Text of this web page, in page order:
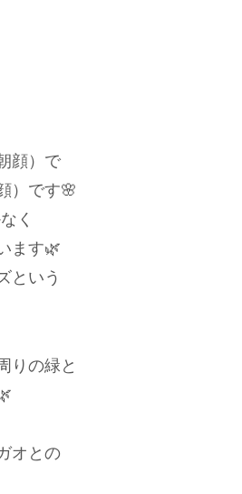
顔）で
）です🌸
く
ます🌿
という
りの緑と
オとの